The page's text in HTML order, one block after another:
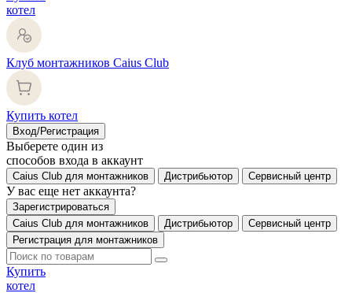
котел
Клуб монтажников Caius Club
Купить котел
Вход/Регистрация
Выберете один из
способов входа в аккаунт
Caius Club для монтажников Дистрибьютор Сервисный центр
У вас еще нет аккаунта?
Зарегистрироваться
Caius Club для монтажников
Дистрибьютор
Сервисный центр
Регистрация для монтажников
Купить
котел